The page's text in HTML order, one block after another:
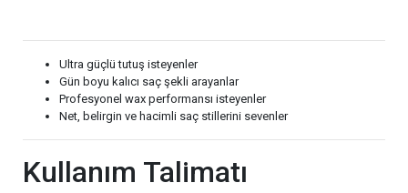
Ultra güçlü tutuş isteyenler
Gün boyu kalıcı saç şekli arayanlar
Profesyonel wax performansı isteyenler
Net, belirgin ve hacimli saç stillerini sevenler
Kullanım Talimatı